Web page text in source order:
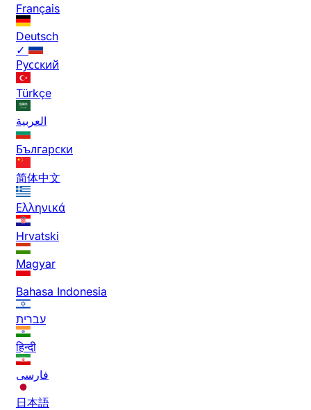
Français
Deutsch
✓
Русский
Türkçe
العربية
Български
简体中文
Ελληνικά
Hrvatski
Magyar
Bahasa Indonesia
עברית
हिन्दी
فارسی
日本語